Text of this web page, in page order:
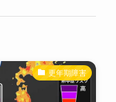
更年期障害